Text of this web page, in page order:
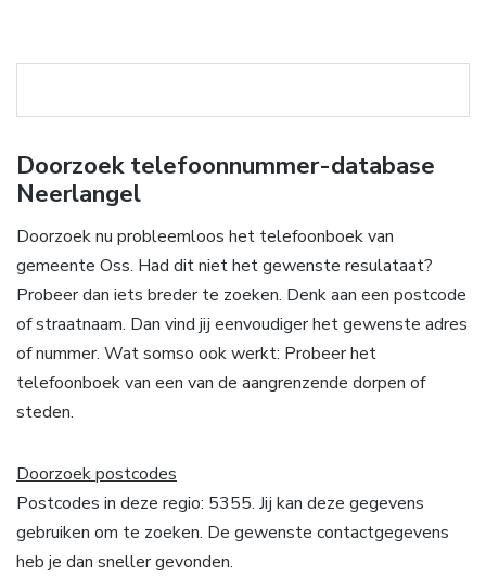
Doorzoek telefoonnummer-database
Neerlangel
Doorzoek nu probleemloos het telefoonboek van
gemeente Oss. Had dit niet het gewenste resulataat?
Probeer dan iets breder te zoeken. Denk aan een postcode
of straatnaam. Dan vind jij eenvoudiger het gewenste adres
of nummer. Wat somso ook werkt: Probeer het
telefoonboek van een van de aangrenzende dorpen of
steden.
Doorzoek postcodes
Postcodes in deze regio: 5355. Jij kan deze gegevens
gebruiken om te zoeken. De gewenste contactgegevens
heb je dan sneller gevonden.